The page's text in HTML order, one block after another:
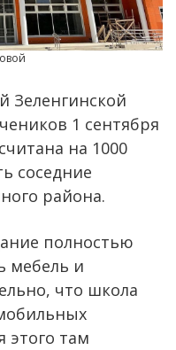
Зеленгинской
1 сентября
на 1000
соседние
района.
полностью
мебель и
что школа
этого там